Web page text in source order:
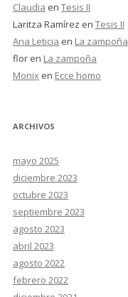
Claudia en Tesis II
Laritza Ramírez en Tesis II
Ana Leticia en La zampoña
flor en La zampoña
Monix en Ecce homo
ARCHIVOS
mayo 2025
diciembre 2023
octubre 2023
septiembre 2023
agosto 2023
abril 2023
agosto 2022
febrero 2022